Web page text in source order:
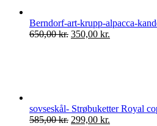
Berndorf-art-krupp-alpacca-
650,00kr. Den
350,00 kr.
sovseskål- Strøbuketter Royal
585,00kr. Den
299,00 kr.